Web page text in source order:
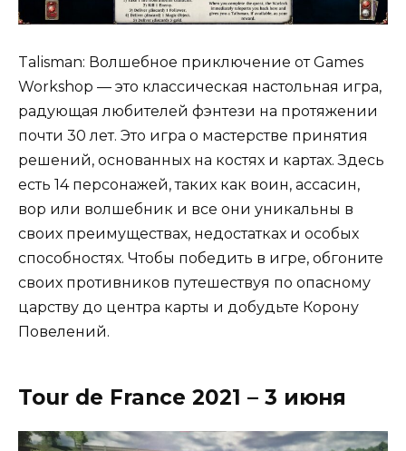
Talisman: Волшебное приключение от Games
Workshop — это классическая настольная игра,
радующая любителей фэнтези на протяжении
почти 30 лет. Это игра о мастерстве принятия
решений, основанных на костях и картах. Здесь
есть 14 персонажей, таких как воин, ассасин,
вор или волшебник и все они уникальны в
своих преимуществах, недостатках и особых
способностях. Чтобы победить в игре, обгоните
своих противников путешествуя по опасному
царству до центра карты и добудьте Корону
Повелений.
Tour de France 2021 – 3 июня